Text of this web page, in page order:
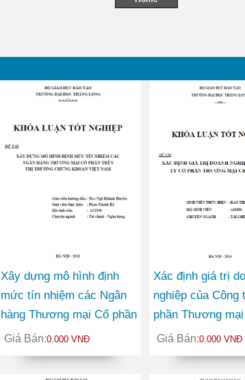
Xây dựng mô hình định
mức tín nhiệm các Ngân
hàng Thương mại Cổ phần
trên thị trường chứng
khoán Việt Nam
Giá Bán:0.000 VNĐ
Xác định giá trị
nghiệp của Công
phần Thương
Hưng
Giá Bán:0.000 VNĐ